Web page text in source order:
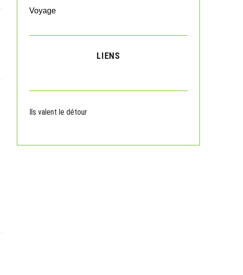
Voyage
LIENS
Ils valent le détour